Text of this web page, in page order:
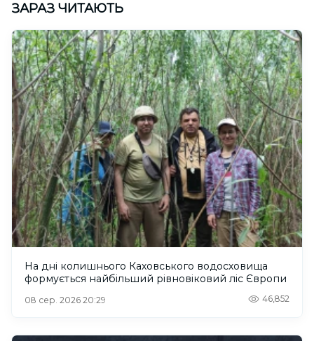
ЗАРАЗ ЧИТАЮТЬ
На дні колишнього Каховського водосховища
формується найбільший рівновіковий ліс Європи
08 сер. 2026 20:29 46,852